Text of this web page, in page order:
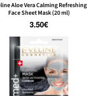
Aloe Vera Calming Refreshing
Face Sheet Mask (20 ml)
3.50€